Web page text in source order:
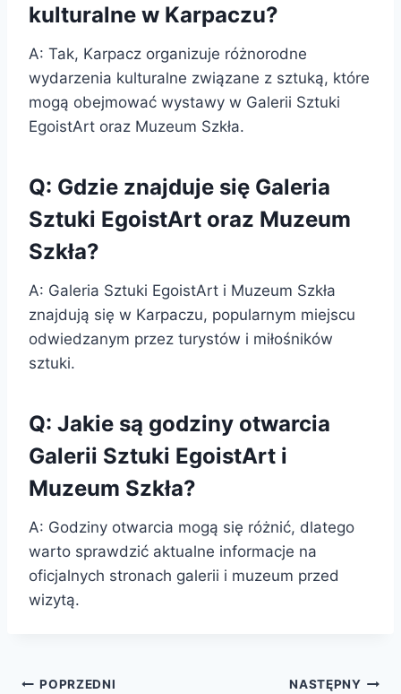
kulturalne w Karpaczu?
A: Tak, Karpacz organizuje różnorodne
wydarzenia kulturalne związane z sztuką, które
mogą obejmować wystawy w Galerii Sztuki
EgoistArt oraz Muzeum Szkła.
Q: Gdzie znajduje się Galeria
Sztuki EgoistArt oraz Muzeum
Szkła?
A: Galeria Sztuki EgoistArt i Muzeum Szkła
znajdują się w Karpaczu, popularnym miejscu
odwiedzanym przez turystów i miłośników
sztuki.
Q: Jakie są godziny otwarcia
Galerii Sztuki EgoistArt i
Muzeum Szkła?
A: Godziny otwarcia mogą się różnić, dlatego
warto sprawdzić aktualne informacje na
oficjalnych stronach galerii i muzeum przed
wizytą.
POPRZEDNI NASTĘPNY